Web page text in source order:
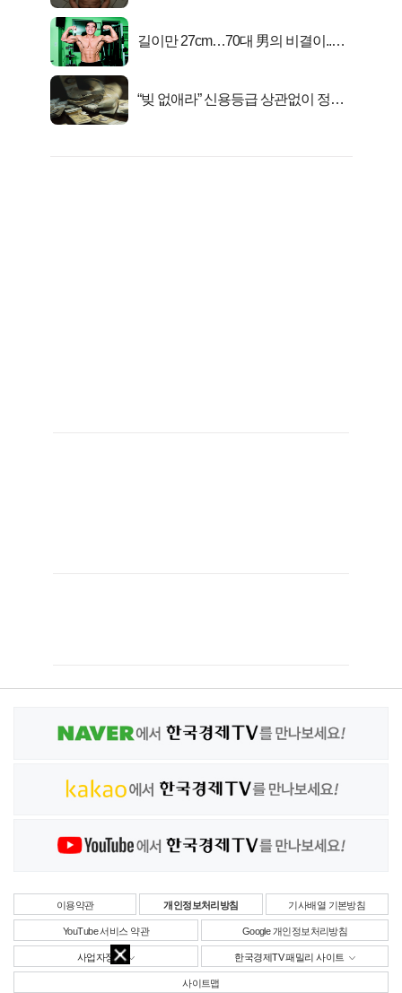
길이만 27cm…70대 男의 비결이..충
“빚 없애라” 신용등급 상관없이 정부
이용약관 개인정보처리방침 기사배열 기본방침
YouTube 서비스 약관 Google 개인정보처리방침
사업자정보 한국경제TV 패밀리 사이트
사이트맵